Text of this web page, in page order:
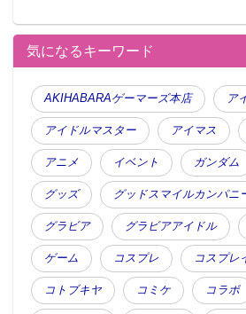
気になるキーワード
AKIHABARAゲーマーズ本店 ア
アイドルマスター アイマス
アニメ イベント ガンダム
グッズ グッドスマイルカンパニ
グラビア グラビアアイドル
ゲーム コスプレ コスプレ
コトブキヤ コミケ コラボ